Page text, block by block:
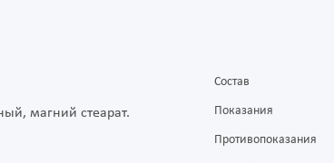
магний стеарат.
Состав
Показания
Противопоказания